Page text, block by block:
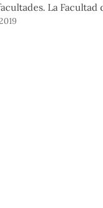
La Facultad
de la inauguración